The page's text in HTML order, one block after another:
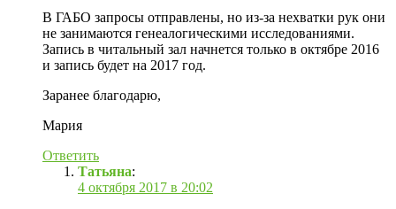
В ГАБО запросы отправлены, но из-за нехватки рук они
не занимаются генеалогическими исследованиями.
Запись в читальный зал начнется только в октябре 2016
и запись будет на 2017 год.
Заранее благодарю,
Мария
Ответить
Татьяна:
4 октября 2017 в 20:02